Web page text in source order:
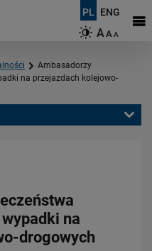
PL ENG
AAA
Ambasadorzy
na przejazdach kolejowo-
na
drogowych